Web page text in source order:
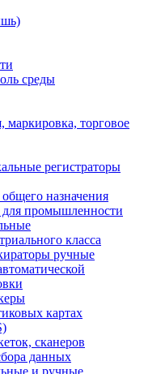
среды
маркировка, торговое
регистраторы
назначения
промышленности
класса
ручные
картах
сканеров
данных